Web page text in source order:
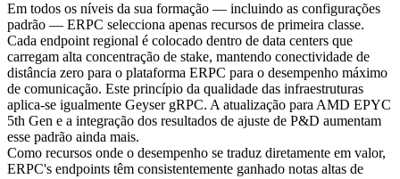
Em todos os níveis da sua formação — incluindo as configurações
padrão — ERPC selecciona apenas recursos de primeira classe.
Cada endpoint regional é colocado dentro de data centers que
carregam alta concentração de stake, mantendo conectividade de
distância zero para o plataforma ERPC para o desempenho máximo
de comunicação. Este princípio da qualidade das infraestruturas
aplica-se igualmente Geyser gRPC. A atualização para AMD EPYC
5th Gen e a integração dos resultados de ajuste de P&D aumentam
esse padrão ainda mais.
Como recursos onde o desempenho se traduz diretamente em valor,
ERPC's endpoints têm consistentemente ganhado notas altas de